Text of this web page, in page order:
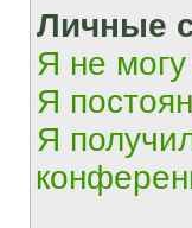
Личные
Я не
Я
Я